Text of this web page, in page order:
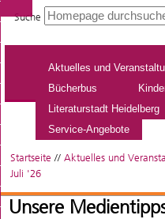
Suche
Aktuelles und
Bücherbus
Literaturstadt Heidelberg
Service-Angebote
Startseite // Aktuelles und
Juli '26
Unsere